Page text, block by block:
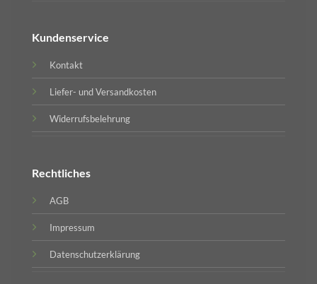
Kundenservice
Kontakt
Liefer- und Versandkosten
Widerrufsbelehrung
Rechtliches
AGB
Impressum
Datenschutzerklärung